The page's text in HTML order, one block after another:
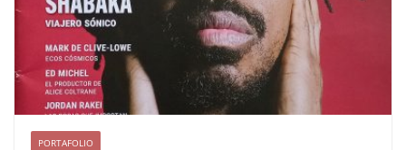
PORTAFOLIO